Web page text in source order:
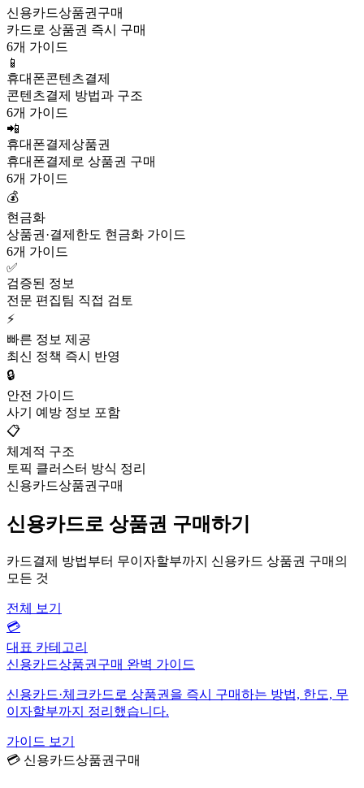
신용카드상품권구매
카드로 상품권 즉시 구매
6개 가이드
📱
휴대폰콘텐츠결제
콘텐츠결제 방법과 구조
6개 가이드
📲
휴대폰결제상품권
휴대폰결제로 상품권 구매
6개 가이드
💰
현금화
상품권·결제한도 현금화 가이드
6개 가이드
✅
검증된 정보
전문 편집팀 직접 검토
⚡
빠른 정보 제공
최신 정책 즉시 반영
🔒
안전 가이드
사기 예방 정보 포함
📋
체계적 구조
토픽 클러스터 방식 정리
신용카드상품권구매
신용카드로 상품권 구매하기
카드결제 방법부터 무이자할부까지 신용카드 상품권 구매의
모든 것
전체 보기
💳
대표 카테고리
신용카드상품권구매 완벽 가이드
신용카드·체크카드로 상품권을 즉시 구매하는 방법, 한도, 무
이자할부까지 정리했습니다.
가이드 보기
💳 신용카드상품권구매